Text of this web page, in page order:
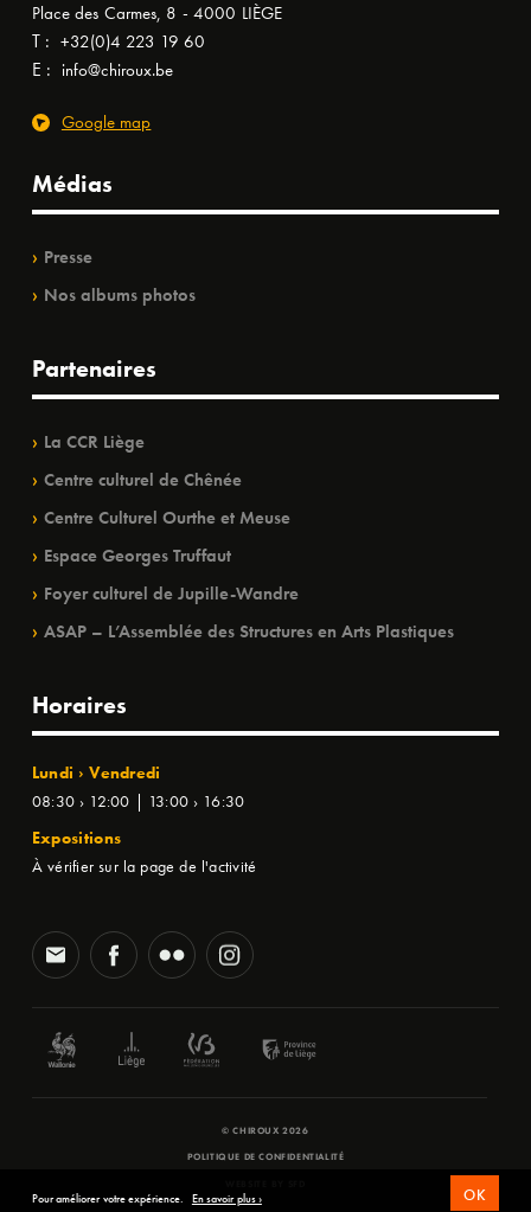
Place des Carmes, 8 - 4000 LIÈGE
T : +32(0)4 223 19 60
E : info@chiroux.be
Google map
Médias
Presse
Nos albums photos
Partenaires
La CCR Liège
Centre culturel de Chênée
Centre Culturel Ourthe et Meuse
Espace Georges Truffaut
Foyer culturel de Jupille-Wandre
ASAP – L’Assemblée des Structures en Arts Plastiques
Horaires
Lundi › Vendredi
08:30 › 12:00 | 13:00 › 16:30
Expositions
À vérifier sur la page de l'activité
© CHIROUX 2026
POLITIQUE DE CONFIDENTIALITÉ
Pour améliorer votre expérience. En savoir plus › OK